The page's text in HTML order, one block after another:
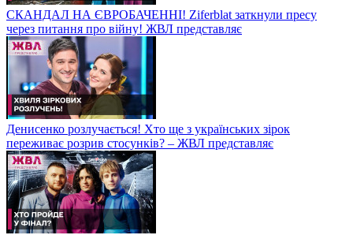
СКАНДАЛ НА ЄВРОБАЧЕННІ! Ziferblat заткнули пресу
через питання про війну! ЖВЛ представляє
Денисенко розлучається! Хто ще з українських зірок
переживає розрив стосунків? – ЖВЛ представляє